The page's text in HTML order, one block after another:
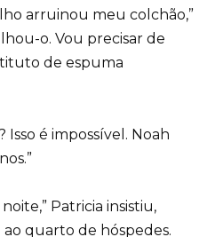
arruinou meu colchão,”
o. Vou precisar de
de espuma
Isso é impossível. Noah
Patricia insistiu,
quarto de hóspedes.